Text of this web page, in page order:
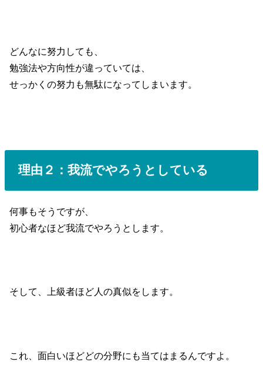
どんなに努力しても、
勉強法や方向性が違っていては、
せっかくの努力も無駄になってしまいます。
理由２：我流でやろうとしている
何事もそうですが、
初心者なほど我流でやろうとします。
そして、上級者ほど人の真似をします。
これ、面白いほどどの分野にも当てはまるんですよ。